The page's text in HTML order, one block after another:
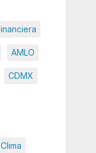
AMLO
CDMX
Clima